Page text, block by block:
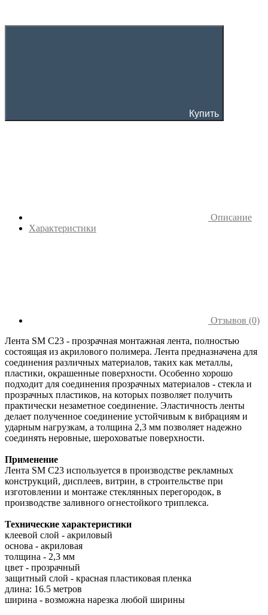
Купить
Описание
Характеристики
Отзывов (0)
Лента SM C23 - прозрачная монтажная лента, полностью
состоящая из акрилового полимера. Лента предназначена для
соединения различных материалов, таких как металлы,
пластики, окрашенные поверхности. Особенно хорошо
подходит для соединения прозрачных материалов - стекла и
прозрачных пластиков, на которых позволяет получить
практически незаметное соединение. Эластичность ленты
делает полученное соединение устойчивым к вибрациям и
ударным нагрузкам, а толщина 2,3 мм позволяет надежно
соединять неровные, шероховатые поверхности.
Применение
Лента SM C23 используется в производстве рекламных
конструкций, дисплеев, витрин, в строительстве при
изготовлении и монтаже стеклянных перегородок, в
производстве заливного огнестойкого триплекса.
Технические характеристики
клеевой слой - акриловый
основа - акриловая
толщина - 2,3 мм
цвет - прозрачный
защитный слой - красная пластиковая пленка
длина: 16.5 метров
ширина - возможна нарезка любой ширины